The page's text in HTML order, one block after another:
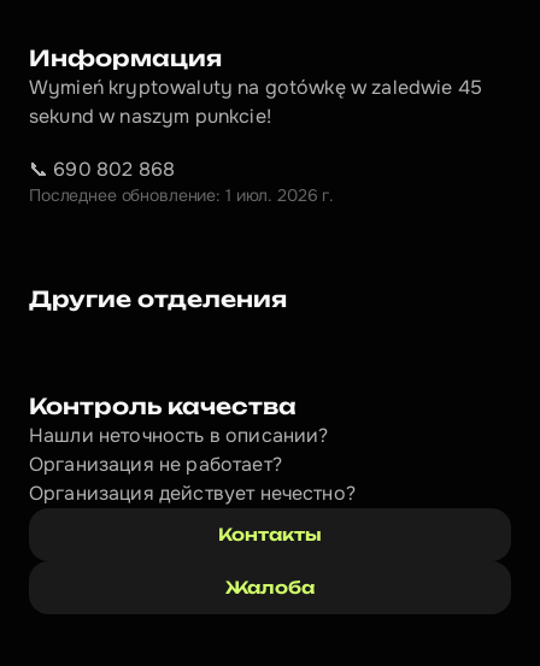
Информация
Wymień kryptowaluty na gotówkę w zaledwie 45
sekund w naszym punkcie!
📞 690 802 868
Последнее обновление: 1 июл. 2026 г.
Другие отделения
Контроль качества
Нашли неточность в описании?
Организация не работает?
Организация действует нечестно?
Контакты
Жалоба